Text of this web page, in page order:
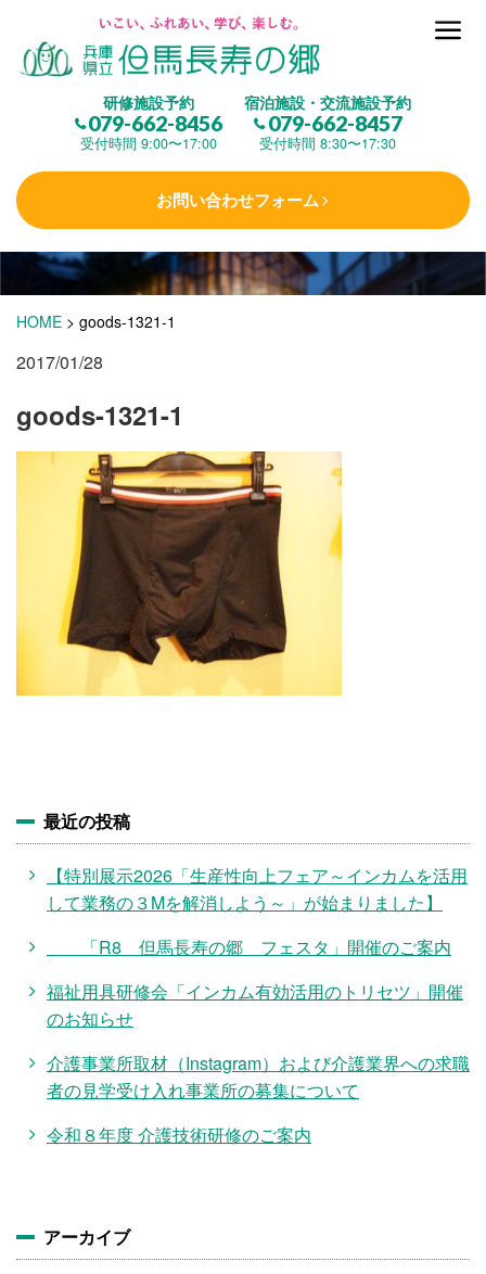
研修施設予約
079-662-8456
受付時間 9:00〜17:00
宿泊施設・交流施設予約
079-662-8457
受付時間 8:30〜17:30
お問い合わせフォーム
但馬長寿の郷とは
(研修施設)
楽しむ
学 ぶ(健康福祉)
(宿泊)
施設・料金
アクセス
HOME > goods-1321-1
2017/01/28
goods-1321-1
最近の投稿
【特別展示2026「生産性向上フェア～インカムを活用
して業務の３Mを解消しよう～」が始まりました】
「R8 但馬長寿の郷 フェスタ」開催のご案内
福祉用具研修会「インカム有効活用のトリセツ」開催
のお知らせ
介護事業所取材（Instagram）および介護業界への求職
者の見学受け入れ事業所の募集について
令和８年度 介護技術研修のご案内
アーカイブ